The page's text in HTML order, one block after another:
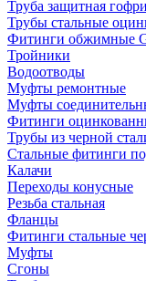
Труба защитная
Трубы стальные
Фитинги обжимные
Тройники
Водоотводы
Муфты ремонтные
Муфты
Фитинги
Трубы из черной
Стальные фитинги
Калачи
Переходы конусные
Резьба стальная
Фланцы
Фитинги стальные
Муфты
Сгоны